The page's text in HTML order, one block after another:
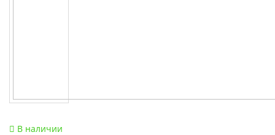
В наличии